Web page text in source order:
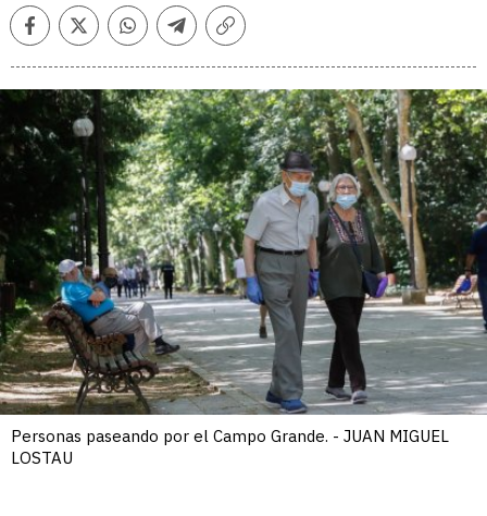
FacebookTwitterWhatsappTelegramCopiar
Personas paseando por el Campo Grande. - JUAN MIGUEL
LOSTAU